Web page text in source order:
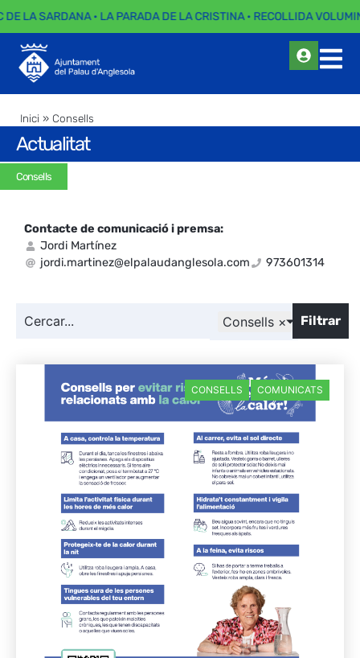
LA SARDANA · LA PARADA DE LA CRISTINA · RECOLLIDA
Inici » Consells
Consells
Actualitat
Contacte de comunicació i premsa:
Jordi Martínez
jordi.martinez@elpalaudanglesola.com
973601314
Consells × Filtrar
CONSELLS COMUNICATS